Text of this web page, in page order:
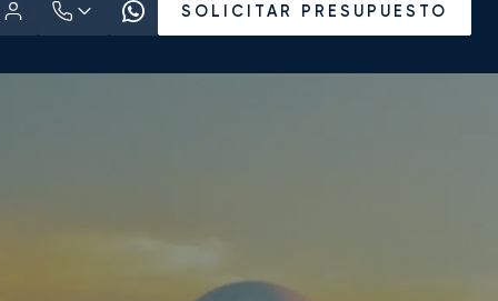
SOLICITAR PRESUPUESTO